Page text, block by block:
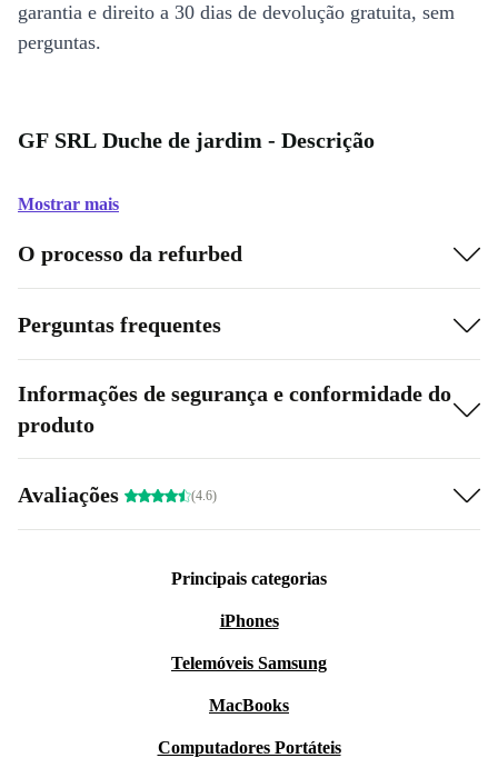
garantia e direito a 30 dias de devolução gratuita, sem
perguntas.
GF SRL Duche de jardim - Descrição
Mostrar mais
O processo da refurbed
Perguntas frequentes
Informações de segurança e conformidade do
produto
Avaliações (4.6)
Principais categorias
iPhones
Telemóveis Samsung
MacBooks
Computadores Portáteis